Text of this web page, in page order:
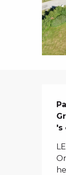
's